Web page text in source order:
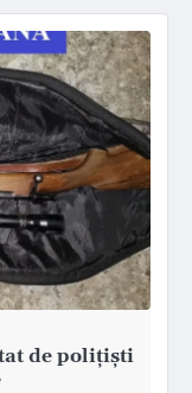
de polițiști